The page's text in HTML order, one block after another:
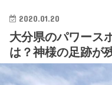
2020.01.20
大分県のパワー
は？神様の足跡が